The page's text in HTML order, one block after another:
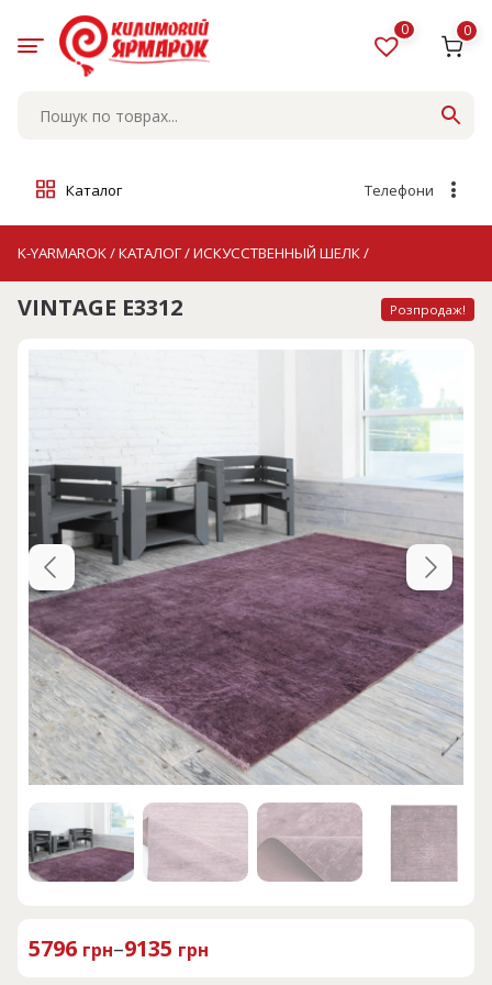
content
0 0
Каталог Телефони
K-YARMAROK/КАТАЛОГ/ИСКУССТВЕННЫЙ ШЕЛК/
VINTAGE E3312 Розпродаж!
5796 грн–9135 грн